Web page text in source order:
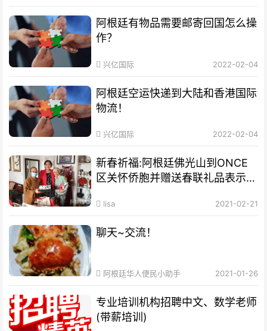
阿根廷有物品需要邮寄回国怎么操
作？
兴亿国际 2022-02-04
阿根廷空运快递到大陆和香港国际
物流！
兴亿国际 2022-02-04
新春祈福:阿根廷佛光山到ONCE
区关怀侨胞并赠送春联礼品表示祝
lisa 2021-02-21
聊天~交流！
阿根廷华人便民小助手 2021-01-26
专业培训机构​招聘中文、数学老师
(带薪培训)